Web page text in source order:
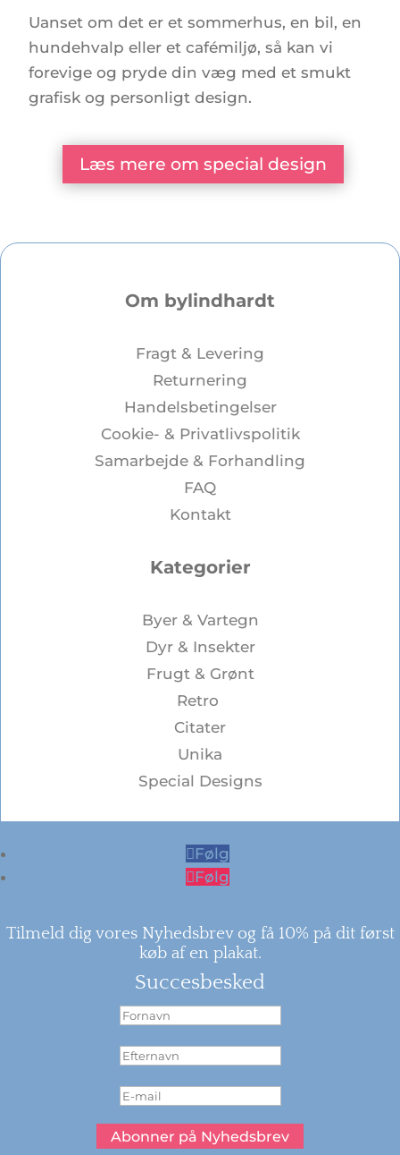
Uanset om det er et sommerhus, en bil, en
hundehvalp eller et cafémiljø, så kan vi
forevige og pryde din væg med et smukt
grafisk og personligt design.
Læs mere om special design
Om bylindhardt
Fragt & Levering
Returnering
Handelsbetingelser
Cookie- & Privatlivspolitik
Samarbejde & Forhandling
FAQ
Kontakt
Kategorier
Byer & Vartegn
Dyr & Insekter
Frugt & Grønt
Retro
Citater
Unika
Special Designs
Følg
Følg
Tilmeld dig vores Nyhedsbrev og få 10% på dit først
køb af en plakat.
Succesbesked
Abonner på Nyhedsbrev